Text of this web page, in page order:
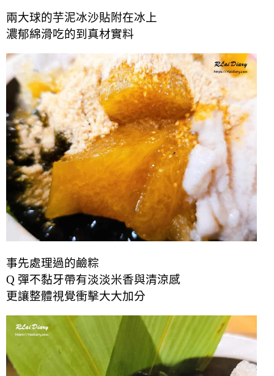
兩大球的芋泥冰沙貼附在冰上
濃郁綿滑吃的到真材實料
事先處理過的鹼粽
Q 彈不黏牙帶有淡淡米香與清涼感
更讓整體視覺衝擊大大加分